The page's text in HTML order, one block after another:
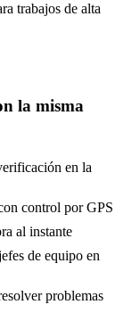
trabajos de alta
la misma
en la
control por GPS
al instante
de equipo en
problemas